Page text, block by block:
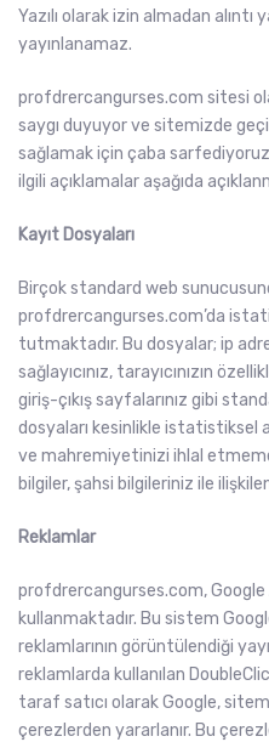
Yazılı olarak izin almadan
yayınlanamaz.
profdrercangurses.com sitesi
saygı duyuyor ve sitemizde
sağlamak için çaba
ilgili açıklamalar aşağıda
Kayıt Dosyaları
Birçok standard web
profdrercangurses.com’da
tutmaktadır. Bu dosyalar; ip
sağlayıcınız, tarayıcınızın
giriş-çıkış sayfalarınız gibi
dosyaları kesinlikle istatistiksel
ve mahremiyetinizi ihlal
bilgiler, şahsi bilgileriniz ile
Reklamlar
profdrercangurses.com,
kullanmaktadır. Bu sistem
reklamlarının görüntülendiği
reklamlarda kullanılan
taraf satıcı olarak Google,
çerezlerden yararlanır. Bu